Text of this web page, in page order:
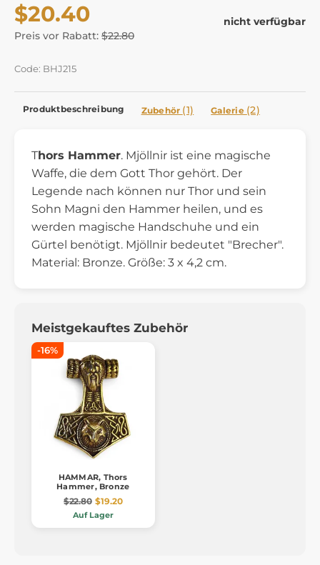
$20.40
Preis vor Rabatt: $22.80
nicht verfügbar
Code: BHJ215
Produktbeschreibung Zubehör (1) Galerie (2)
Thors Hammer. Mjöllnir ist eine magische
Waffe, die dem Gott Thor gehört. Der
Legende nach können nur Thor und sein
Sohn Magni den Hammer heilen, und es
werden magische Handschuhe und ein
Gürtel benötigt. Mjöllnir bedeutet "Brecher".
Material: Bronze. Größe: 3 x 4,2 cm.
Meistgekauftes Zubehör
-16%
HAMMAR, Thors
Hammer, Bronze
$22.80 $19.20
Auf Lager